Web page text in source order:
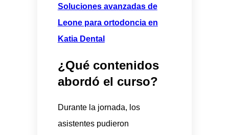
Soluciones avanzadas de
Leone para ortodoncia en
Katia Dental
¿Qué contenidos
abordó el curso?
Durante la jornada, los
asistentes pudieron